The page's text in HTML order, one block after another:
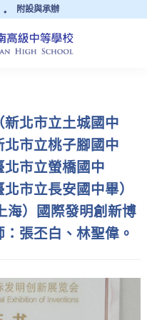
附設與承辦
北市立土城國中
市立桃子腳國中
市立螢橋國中
市立長安國中畢）
海）國際發明創新博
張丕白、林聖偉。